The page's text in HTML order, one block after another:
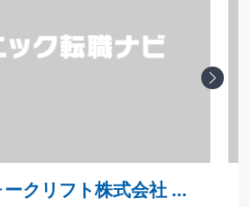
クリフト株式会社 京
Next